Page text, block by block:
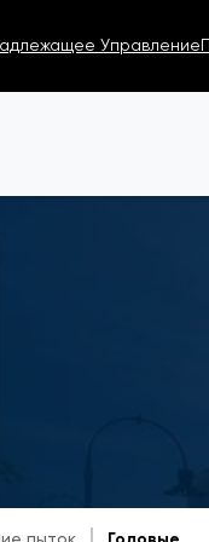
Управление